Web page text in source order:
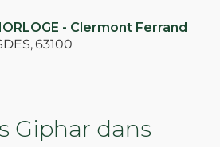
- Clermont Ferrand
63100
Giphar dans